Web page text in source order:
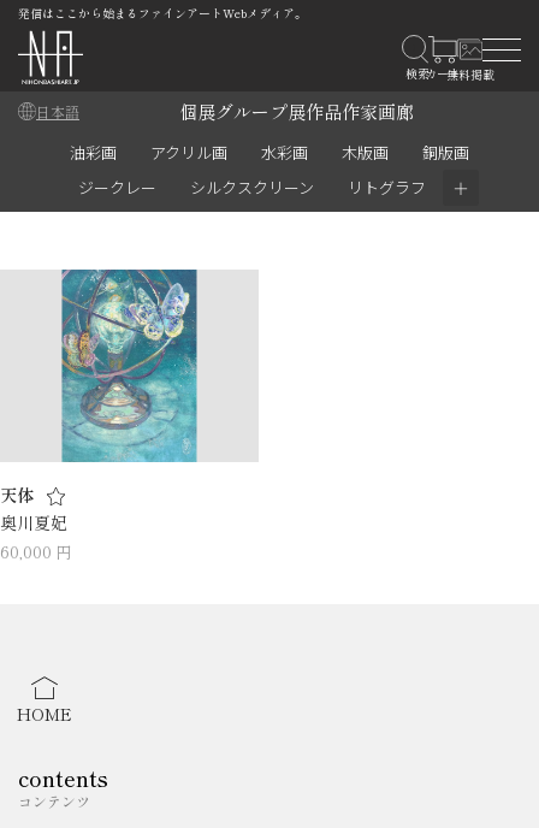
発信はここから始まるファインアートWebメディア。
日本語 個展グループ展作品作家画廊
油彩画 アクリル画 水彩画 木版画
銅版画
ジークレー
シルクスクリーン リトグラフ ＋
天体
奥川夏妃
60,000 円
HOME
contents
コンテンツ